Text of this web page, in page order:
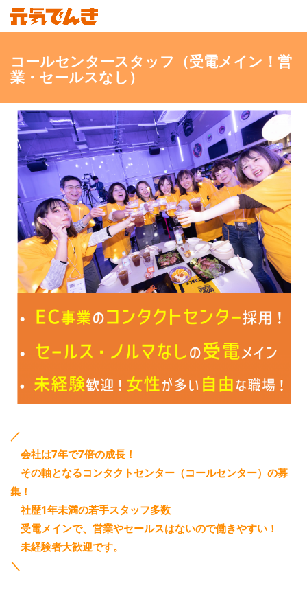
コールセンタースタッフ（受電メイン！営
業・セールスなし）
／
会社は7年で7倍の成長！
その軸となるコンタクトセンター（コールセンター）の募
集！
社歴1年未満の若手スタッフ多数
受電メインで、営業やセールスはないので働きやすい！
未経験者大歓迎です。
＼